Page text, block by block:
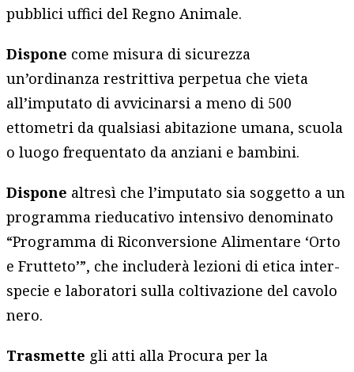
pubblici uffici del Regno Animale.
Dispone come misura di sicurezza
un’ordinanza restrittiva perpetua che vieta
all’imputato di avvicinarsi a meno di 500
ettometri da qualsiasi abitazione umana, scuola
o luogo frequentato da anziani e bambini.
Dispone altresì che l’imputato sia soggetto a un
programma rieducativo intensivo denominato
“Programma di Riconversione Alimentare ‘Orto
e Frutteto’”, che includerà lezioni di etica inter-
specie e laboratori sulla coltivazione del cavolo
nero.
Trasmette gli atti alla Procura per la